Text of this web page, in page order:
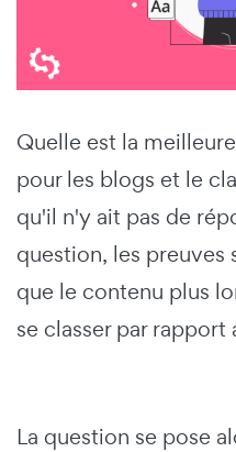
Quelle est la
pour les blogs et le
qu'il n'y ait pas de
question, les
que le contenu plus
se classer par
La question se pose